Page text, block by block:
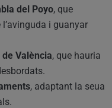
del Poyo, que
i guanyar
València, que hauria
, adaptant la seua